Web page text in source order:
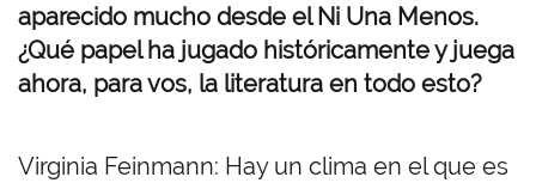
aparecido mucho desde el Ni Una Menos.
¿Qué papel ha jugado históricamente y juega
ahora, para vos, la literatura en todo esto?
Virginia Feinmann: Hay un clima en el que es